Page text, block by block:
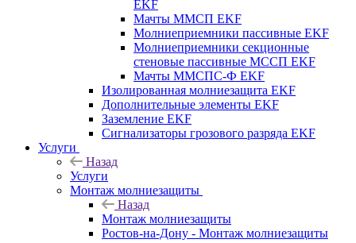
EKF
Мачты ММСП EKF
Молниеприемники пассивные EKF
Молниеприемники секционные
стеновые пассивные МССП EKF
Мачты ММСПС-Ф EKF
Изолированная молниезащита EKF
Дополнительные элементы EKF
Заземление EKF
Сигнализаторы грозового разряда EKF
Услуги
Назад
Услуги
Монтаж молниезащиты
Назад
Монтаж молниезащиты
Ростов-на-Дону - Монтаж молниезащиты